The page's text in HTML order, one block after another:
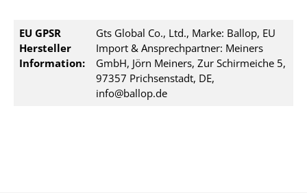
EU GPSR
Hersteller
Information:
Gts Global Co., Ltd., Marke: Ballop, EU
Import & Ansprechpartner: Meiners
GmbH, Jörn Meiners, Zur Schirmeiche 5,
97357 Prichsenstadt, DE,
info@ballop.de